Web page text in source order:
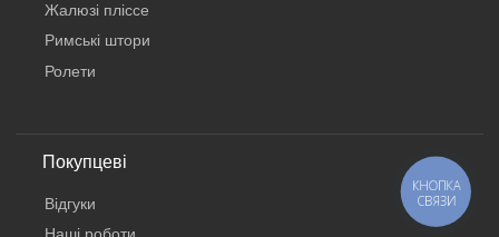
Жалюзі пліссе
Римські штори
Ролети
Покупцеві
Відгуки
КНОПКА
СВЯЗИ